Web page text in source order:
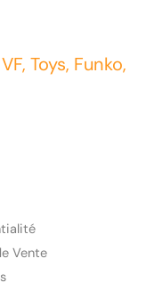
Toys, Funko,
Vente